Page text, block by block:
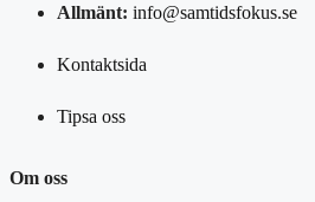
Allmänt: info@samtidsfokus.se
Kontaktsida
Tipsa oss
Om oss